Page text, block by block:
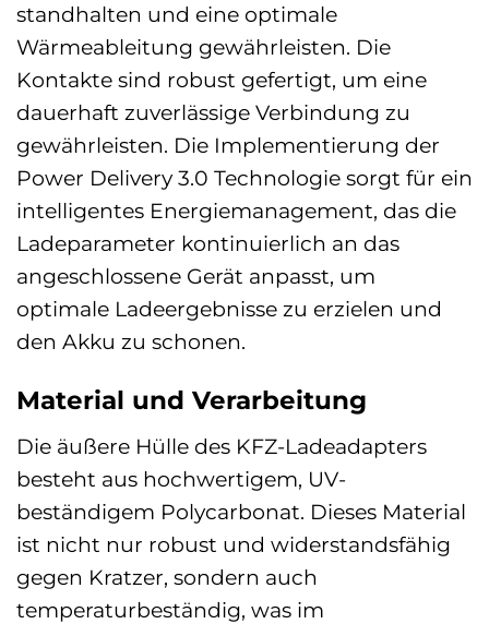
standhalten und eine optimale
Wärmeableitung gewährleisten. Die
Kontakte sind robust gefertigt, um eine
dauerhaft zuverlässige Verbindung zu
gewährleisten. Die Implementierung der
Power Delivery 3.0 Technologie sorgt für ein
intelligentes Energiemanagement, das die
Ladeparameter kontinuierlich an das
angeschlossene Gerät anpasst, um
optimale Ladeergebnisse zu erzielen und
den Akku zu schonen.
Material und Verarbeitung
Die äußere Hülle des KFZ-Ladeadapters
besteht aus hochwertigem, UV-
beständigem Polycarbonat. Dieses Material
ist nicht nur robust und widerstandsfähig
gegen Kratzer, sondern auch
temperaturbeständig, was im